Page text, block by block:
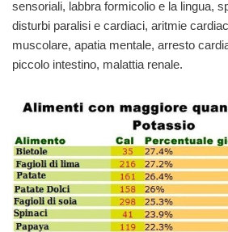
sensoriali, labbra formicolio e la lingua,
disturbi paralisi e cardiaci, aritmie
muscolare, apatia mentale, arresto
piccolo intestino, malattia renale.